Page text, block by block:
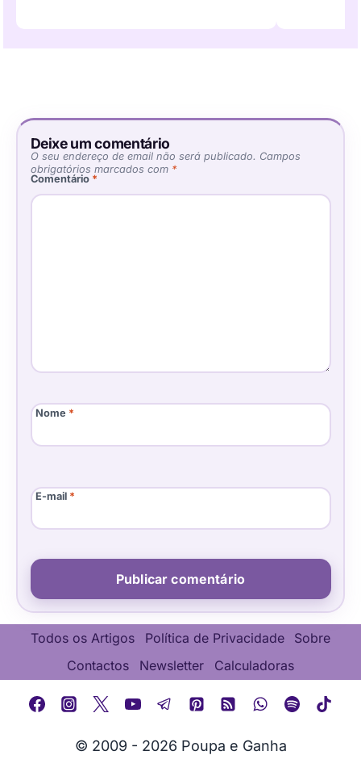
Deixe um comentário
O seu endereço de email não será publicado. Campos
obrigatórios marcados com *
Comentário *
Nome *
E-mail *
Todos os Artigos Política de Privacidade
Sobre
Contactos
Newsletter Calculadoras
© 2009 - 2026 Poupa e Ganha